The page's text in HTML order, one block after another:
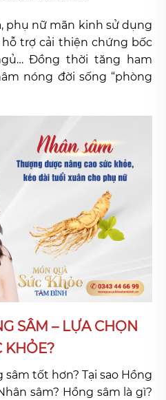
phụ nữ mãn kinh sử dụng
trợ cải thiện chứng bốc
Đồng thời tăng ham
nóng đời sống “phòng
SÂM – LỰA CHỌN
KHỎE?
tốt hơn? Tại sao Hồng
sâm? Hồng sâm là gì?